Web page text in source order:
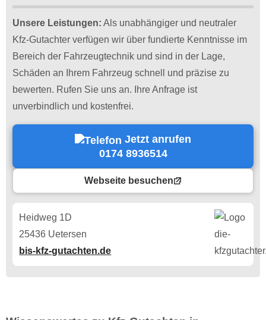
Unsere Leistungen: Als unabhängiger und neutraler
Kfz-Gutachter verfügen wir über fundierte Kenntnisse im
Bereich der Fahrzeugtechnik und sind in der Lage,
Schäden an Ihrem Fahrzeug schnell und präzise zu
bewerten. Rufen Sie uns an. Ihre Anfrage ist
unverbindlich und kostenfrei.
Jetzt anrufen
0174 8936514
Webseite besuchen
Heidweg 1D
25436 Uetersen
bis-kfz-gutachten.de